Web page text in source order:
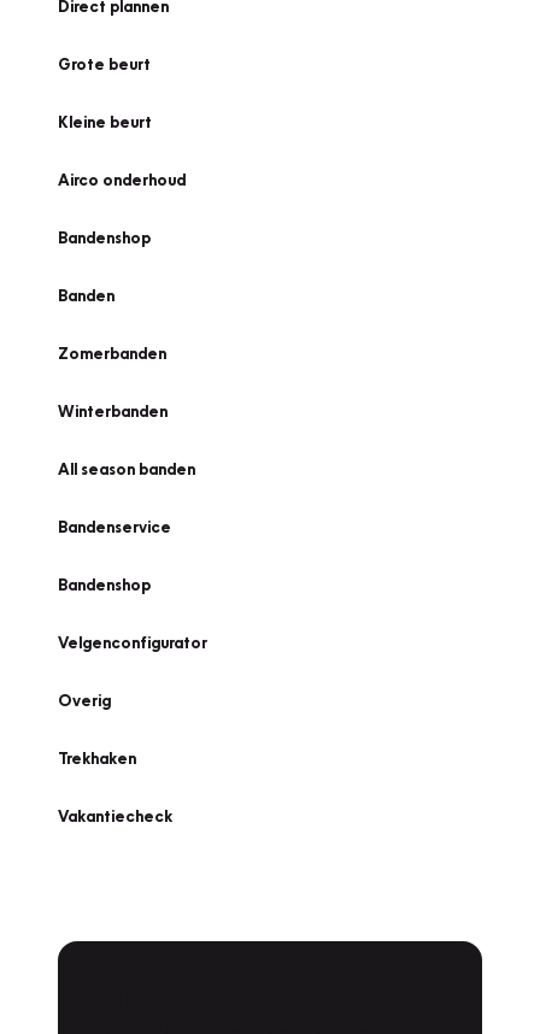
Direct plannen
Grote beurt
Kleine beurt
Airco onderhoud
Bandenshop
Banden
Zomerbanden
Winterbanden
All season banden
Bandenservice
Bandenshop
Velgenconfigurator
Overig
Trekhaken
Vakantiecheck